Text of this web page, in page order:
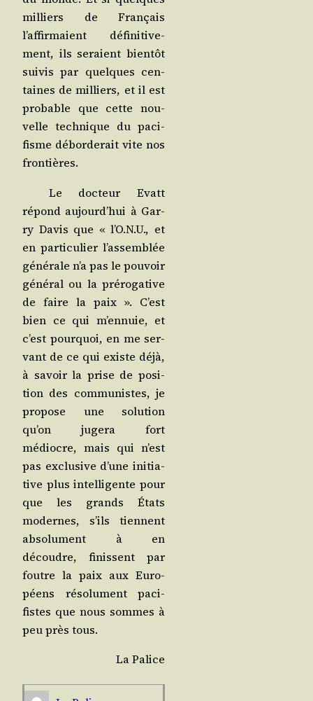
mil­liers de Fran­çais
l’affirmaient défi­ni­ti­ve­
ment, ils seraient bien­tôt
sui­vis par quelques cen­
taines de mil­liers, et il est
pro­bable que cette nou­
velle tech­nique du paci­
fisme débor­de­rait vite nos
frontières.
Le doc­teur Evatt
répond aujourd’hui à Gar­
ry Davis que « l’O.N.U., et
en par­ti­cu­lier l’assemblée
géné­rale n’a pas le pou­voir
géné­ral ou la pré­ro­ga­tive
de faire la paix ». C’est
bien ce qui m’ennuie, et
c’est pour­quoi, en me ser­
vant de ce qui existe déjà,
à savoir la prise de posi­
tion des com­mu­nistes, je
pro­pose une solu­tion
qu’on juge­ra fort
médiocre, mais qui n’est
pas exclu­sive d’une ini­tia­
tive plus intel­li­gente pour
que les grands États
modernes, s’ils tiennent
abso­lu­ment à en
découdre, finissent par
foutre la paix aux Euro­
péens réso­lu­ment paci­
fistes que nous sommes à
peu près tous.
La Palice